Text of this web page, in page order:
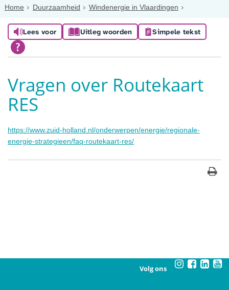
Home Duurzaamheid Windenergie in Vlaardingen
Lees voor Uitleg woorden Simpele tekst
Vragen over Routekaart
RES
https://www.zuid-holland.nl/onderwerpen/energie/regionale-
energie-strategieen/faq-routekaart-res/
Volg ons